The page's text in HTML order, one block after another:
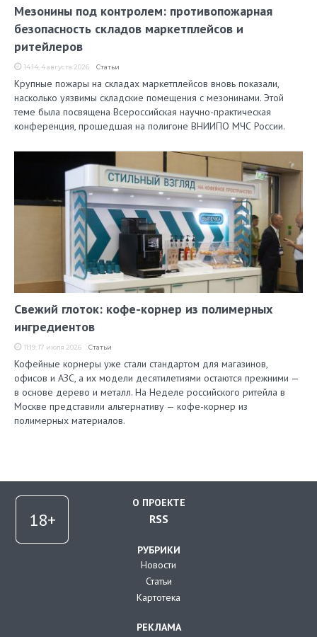
Мезонины под контролем: противопожарная
безопасность складов маркетплейсов и
ритейлеров
14:14, 4 августа 2026 Статьи
Крупные пожары на складах маркетплейсов вновь показали,
насколько уязвимы складские помещения с мезонинами. Этой
теме была посвящена Всероссийская научно-практическая
конференция, прошедшая на полигоне ВНИИПО МЧС России.
Свежий глоток: кофе-корнер из полимерных
ингредиентов
11:19, 17 июля 2026 Статьи
Кофейные корнеры уже стали стандартом для магазинов,
офисов и АЗС, а их модели десятилетиями остаются прежними —
в основе дерево и металл. На Неделе российского ритейла в
Москве представили альтернативу — кофе-корнер из
полимерных материалов.
О ПРОЕКТЕ
RSS
РУБРИКИ
Новости
Статьи
Картотека
РЕКЛАМА